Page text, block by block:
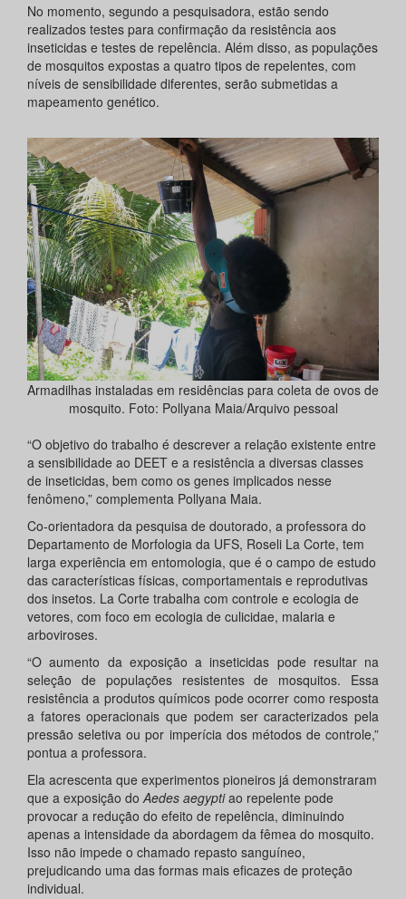
No momento, segundo a pesquisadora, estão sendo
realizados testes para confirmação da resistência aos
inseticidas e testes de repelência. Além disso, as populações
de mosquitos expostas a quatro tipos de repelentes, com
níveis de sensibilidade diferentes, serão submetidas a
mapeamento genético.
Armadilhas instaladas em residências para coleta de ovos de
mosquito. Foto: Pollyana Maia/Arquivo pessoal
“O objetivo do trabalho é descrever a relação existente entre
a sensibilidade ao DEET e a resistência a diversas classes
de inseticidas, bem como os genes implicados nesse
fenômeno,” complementa Pollyana Maia.
Co-orientadora da pesquisa de doutorado, a professora do
Departamento de Morfologia da UFS, Roseli La Corte, tem
larga experiência em entomologia, que é o campo de estudo
das características físicas, comportamentais e reprodutivas
dos insetos. La Corte trabalha com controle e ecologia de
vetores, com foco em ecologia de culicidae, malaria e
arboviroses.
“O aumento da exposição a inseticidas pode resultar na
seleção de populações resistentes de mosquitos. Essa
resistência a produtos químicos pode ocorrer como resposta
a fatores operacionais que podem ser caracterizados pela
pressão seletiva ou por imperícia dos métodos de controle,”
pontua a professora.
Ela acrescenta que experimentos pioneiros já demonstraram
que a exposição doAedes aegyptiao repelente pode
provocar a redução do efeito de repelência, diminuindo
apenas a intensidade da abordagem da fêmea do mosquito.
Isso não impede o chamado repasto sanguíneo,
prejudicando uma das formas mais eficazes de proteção
individual.